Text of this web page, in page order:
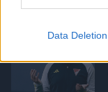
Data Deletion